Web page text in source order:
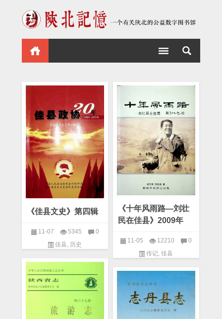
《佳县文史》第四辑
11-07 5345
0
佳县, 历史
《十年风雨路—刘壮
民在佳县》2009年
11-05 12210
0
传记 ,佳县